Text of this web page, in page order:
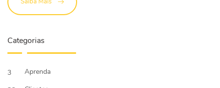
Saiba Mais
Categorias
3
Aprenda